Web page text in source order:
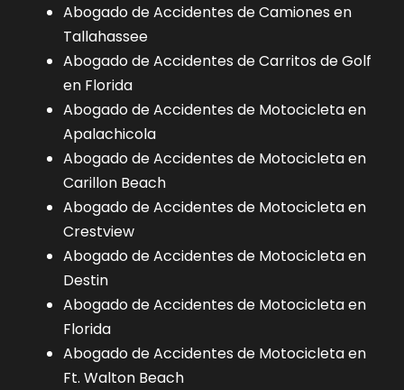
Abogado de Accidentes de Camiones en
Tallahassee
Abogado de Accidentes de Carritos de Golf
en Florida
Abogado de Accidentes de Motocicleta en
Apalachicola
Abogado de Accidentes de Motocicleta en
Carillon Beach
Abogado de Accidentes de Motocicleta en
Crestview
Abogado de Accidentes de Motocicleta en
Destin
Abogado de Accidentes de Motocicleta en
Florida
Abogado de Accidentes de Motocicleta en
Ft. Walton Beach